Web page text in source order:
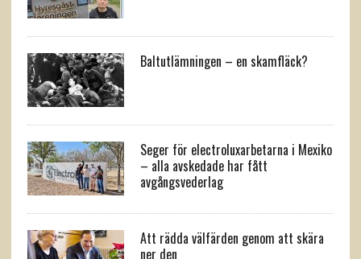
Baltutlämningen – en skamfläck?
Seger för electroluxarbetarna i Mexiko
– alla avskedade har fått
avgångsvederlag
Att rädda välfärden genom att skära
ner den